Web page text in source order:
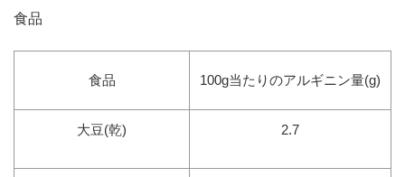
食品
食品 100g当たりのアルギニン量(g)
大豆(乾) 2.7